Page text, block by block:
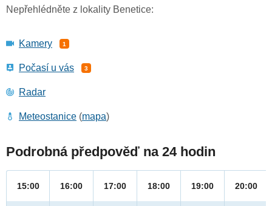
Nepřehlédněte z lokality Benetice:
Kamery 1
Počasí u vás 3
Radar
Meteostanice (mapa)
Podrobná předpověď na 24 hodin
15:00 16:00 17:00 18:00 19:00 20:00